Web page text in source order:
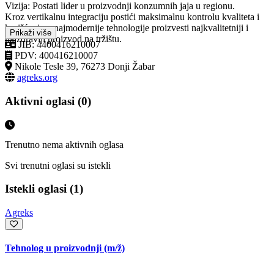
Vizija: Postati lider u proizvodnji konzumnih jaja u regionu.
Kroz vertikalnu integraciju postići maksimalnu kontrolu kvaliteta i
korišćenjem najmodernije tehnologije proizvesti najkvalitetniji i
najzdraviji proizvod na tržištu.
Prikaži više
JIB: 4400416210007
PDV: 400416210007
Nikole Tesle 39, 76273 Donji Žabar
agreks.org
Aktivni oglasi (0)
Trenutno nema aktivnih oglasa
Svi trenutni oglasi su istekli
Istekli oglasi (1)
Agreks
Tehnolog u proizvodnji(m/ž)